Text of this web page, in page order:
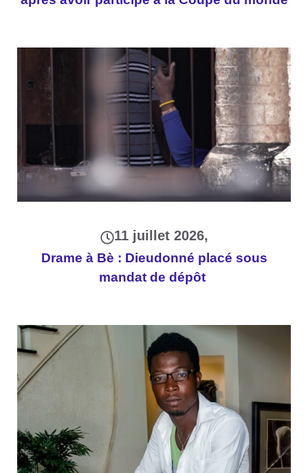
11 juillet 2026
Drame à Bè : Dieudonné placé sous
mandat de dépôt